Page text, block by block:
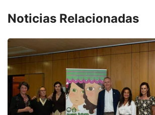
Noticias Relacionadas